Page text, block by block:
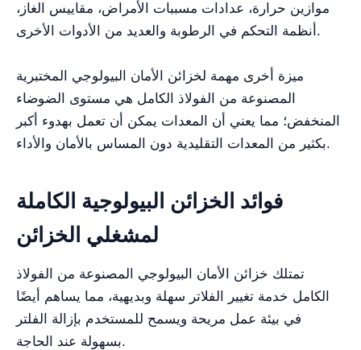
موازين حرارة، عدادات مسببات الأمراض، مقاييس الغاز،
أنظمة التحكم في الرطوبة والعديد من الأدوات الأخرى.
ميزة أخرى مهمة لخزائن الأمان البيولوجي المختبرية
المصنوعة من الفولاذ الكامل هي مستوى الضوضاء
المنخفض؛ مما يعني أن المعدات يمكن أن تعمل بهدوء أكبر
بكثير من المعدات التقليدية دون المساس بالأمان والأداء.
فوائد الخزائن البيولوجية الكاملة
لمشغلي الخزائن
تمتلك خزائن الأمان البيولوجي المصنوعة من الفولاذ
الكامل خدمة تغيير الفلاتر سهلة وبديهية، مما يساهم أيضًا
في بيئة عمل مريحة ويسمح للمستخدم بإزالة الفلتر
بسهولة عند الحاجة.